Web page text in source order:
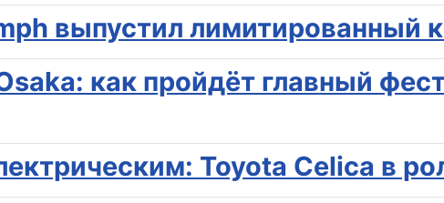
выпустил лимитированный
как пройдёт главный
Toyota Celica в